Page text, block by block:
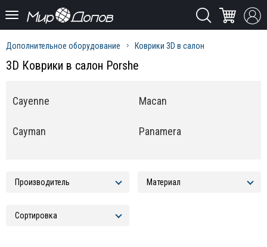
Дополнительное оборудование Коврики 3D в салон
3D Коврики в салон Porshe
Cayenne
Cayman
Macan
Panamera